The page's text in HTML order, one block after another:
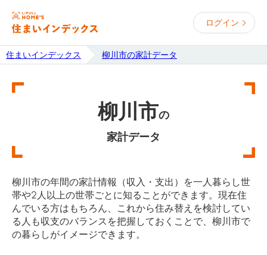
ログイン
住まいインデックス 柳川市の家計データ
柳川市の
家計データ
柳川市の年間の家計情報（収入・支出）を一人暮らし世
帯や2人以上の世帯ごとに知ることができます。現在住
んでいる方はもちろん、これから住み替えを検討してい
る人も収支のバランスを把握しておくことで、柳川市で
の暮らしがイメージできます。